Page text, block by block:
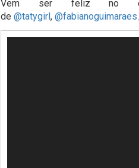
Vem ser feliz no
de @tatygirl, @fabianoguimaraes_